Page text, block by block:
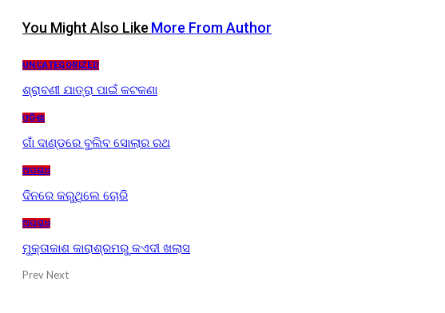
You Might Also Like More From Author
UNCATEGORIZED
ଶ୍ରାବଣୀ ଯାତ୍ରା ପାଇଁ କଟକଣା
ଓଡ଼ିଶା
ଗାଁ ଦାଣ୍ଡରେ ବୁଲିବ ସୋଲାର ରଥ
ଅପରାଧ
ଦିନରେ କରୁଥିଲେ ଚୋରି
ଅପରାଧ
ମୁକ୍ତାକାଶ କାରାଶ୍ରମରୁ କଏଦୀ ଖଲାସ
PrevNext